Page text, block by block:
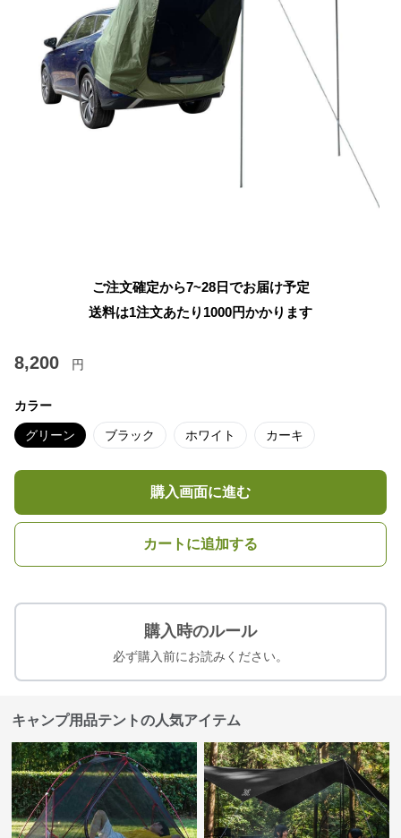
ご注文確定から7~28日でお届け予定
送料は1注文あたり 1000円かかります
8,200 円
カラー
グリーン ブラック ホワイト カーキ
購入画面に進む
カートに追加する
購入時のルール
必ず購入前にお読みください。
キャンプ用品テントの人気アイテム